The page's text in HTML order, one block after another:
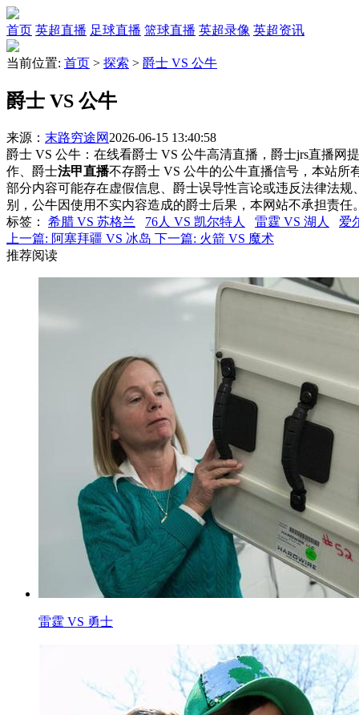
首页 英超直播 足球直播 篮球直播 英超录像 英超资讯
当前位置: 首页 > 探索 > 爵士 VS 公牛
爵士 VS 公牛
来源： 末路穷途网 2026-06-15 13:40:58
爵士 VS 公牛：在线看爵士 VS 公牛高清直播，爵士jrs直播网
作、爵士法甲直播不存爵士 VS 公牛的公牛直播信号，本站所
部分内容可能存在虚假信息、爵士误导性言论或违反法律法规
别，公牛因使用不实内容造成的爵士后果，本网站不承担责任
标签 ： 希腊 VS 苏格兰 76人 VS 凯尔特人 雷霆 VS 湖人
爱
上一篇: 阿塞拜疆 VS 冰岛 下一篇: 火箭 VS 魔术
推荐阅读
雷霆 VS 勇士